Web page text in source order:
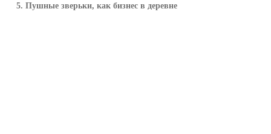
5. Пушные зверьки, как бизнес в деревне